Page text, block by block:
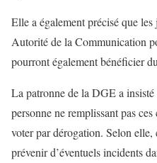
Elle a également précisé que
Autorité de la Communication
pourront également bénéficier
La patronne de la DGE a
personne ne remplissant pas
voter par dérogation. Selon
prévenir d’éventuels incidents